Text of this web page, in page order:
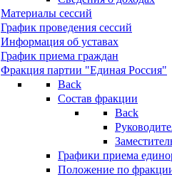
Материалы сессий
График проведения сессий
Информация об уставах
График приема граждан
Фракция партии "Единая Россия"
Back
Состав фракции
Back
Графики приема
Положение по